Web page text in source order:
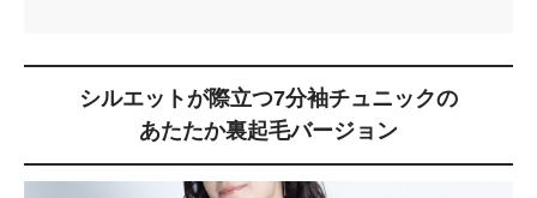
シルエットが際立つ7分袖チュニックの
あたたか裏起毛バージョン